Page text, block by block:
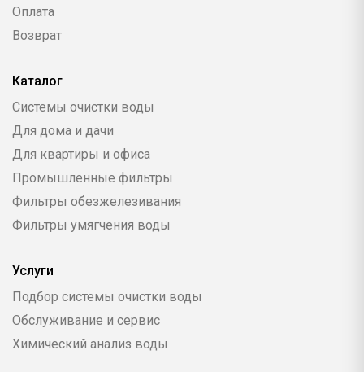
Оплата
Возврат
Каталог
Системы очистки воды
Для дома и дачи
Для квартиры и офиса
Промышленные фильтры
Фильтры обезжелезивания
Фильтры умягчения воды
Услуги
Подбор системы очистки воды
Обслуживание и сервис
Химический анализ воды